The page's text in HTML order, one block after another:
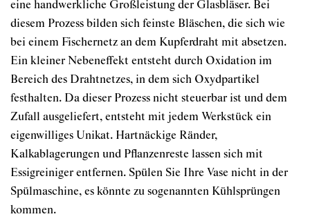
eine handwerkliche Großleistung der Glasbläser. Bei
diesem Prozess bilden sich feinste Bläschen, die sich wie
bei einem Fischernetz an dem Kupferdraht mit absetzen.
Ein kleiner Nebeneffekt entsteht durch Oxidation im
Bereich des Drahtnetzes, in dem sich Oxydpartikel
festhalten. Da dieser Prozess nicht steuerbar ist und dem
Zufall ausgeliefert, entsteht mit jedem Werkstück ein
eigenwilliges Unikat. Hartnäckige Ränder,
Kalkablagerungen und Pflanzenreste lassen sich mit
Essigreiniger entfernen. Spülen Sie Ihre Vase nicht in der
Spülmaschine, es könnte zu sogenannten Kühlsprüngen
kommen.